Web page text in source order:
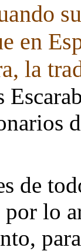
en
la
de
por lo